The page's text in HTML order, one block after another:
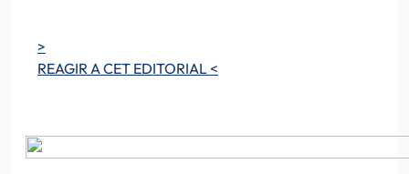
>
REAGIR A CET EDITORIAL <